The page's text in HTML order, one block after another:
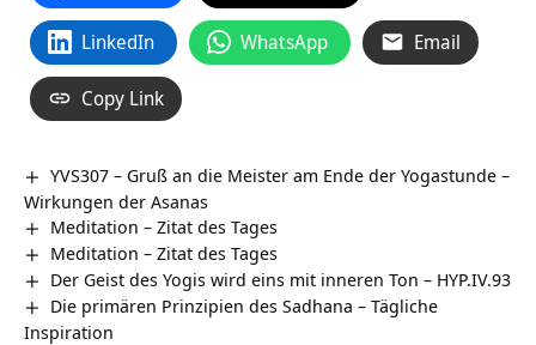
LinkedIn WhatsApp Email
Copy Link
YVS307 – Gruß an die Meister am Ende der Yogastunde –
Wirkungen der Asanas
Meditation – Zitat des Tages
Meditation – Zitat des Tages
Der Geist des Yogis wird eins mit inneren Ton – HYP.IV.93
Die primären Prinzipien des Sadhana – Tägliche
Inspiration